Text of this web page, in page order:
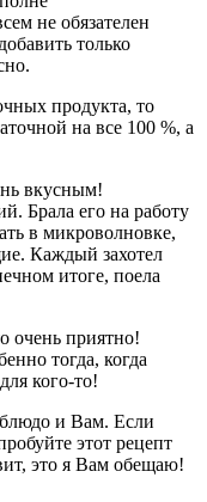
не обязателен
только
продукта, то
на все 100 %, а
вкусным!
Брала его на работу
в микроволновке,
Каждый захотел
итоге, поела
очень приятно!
тогда, когда
кого-то!
и Вам. Если
этот рецепт
это я Вам обещаю!